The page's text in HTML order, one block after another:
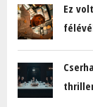
Ez